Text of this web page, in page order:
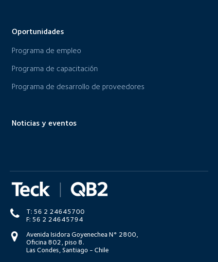
Oportunidades
Programa de empleo
Programa de capacitación
Programa de desarrollo de proveedores
Noticias y eventos
T: 56 2 24645700
F: 56 2 24645794
Avenida Isidora Goyenechea N° 2800,
Oficina 802, piso 8.
Las Condes, Santiago - Chile